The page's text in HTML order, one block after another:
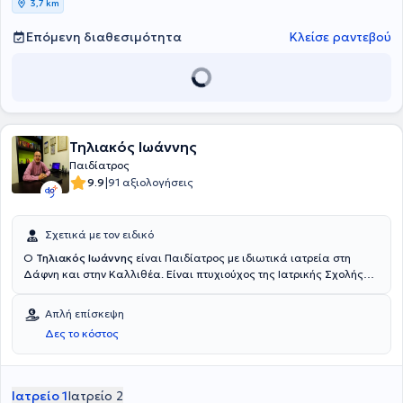
3,7 km
Επόμενη διαθεσιμότητα Κλείσε ραντεβού
Τηλιακός Ιωάννης
Παιδίατρος
9.9|91 αξιολογήσεις
Σχετικά με τον ειδικό
Ο Τηλιακός Ιωάννης είναι Παιδίατρος με ιδιωτικά ιατρεία στη
Δάφνη και στην Καλλιθέα. Είναι πτυχιούχος της Ιατρικής Σχολής
συμμετείχε στο μεταπτυχιακό πρόγραμμα (MSc) Κλινική
Παιδιατρική και Έρευνα στο Πανεπιστήμιο Αθηνών, στο Γενικό
Νοσοκομείο Παίδων "Αγία Σοφία". Επιπροσθέτως, είναι κάτοχος
διπλώματος ΑPLS (Advanced Pediatric Life Support) και κάτοχος
προπτυχιακά έτη σπουδών. Έχει διατελέσει μέλος της Παιδιατρικής
Απλή επίσκεψη
Δες το κόστος
Ιατρείο 1Ιατρείο 2